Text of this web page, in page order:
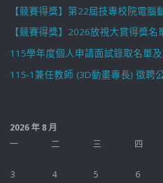
【競賽得獎】第22屆技專校院電腦
【競賽得獎】2026放視大賞得獎名
115學年度個人申請面試錄取名單
115-1兼任教師 (3D動畫專長) 徵聘
2026 年 8 月
一
二 三 四
3
4 5 6